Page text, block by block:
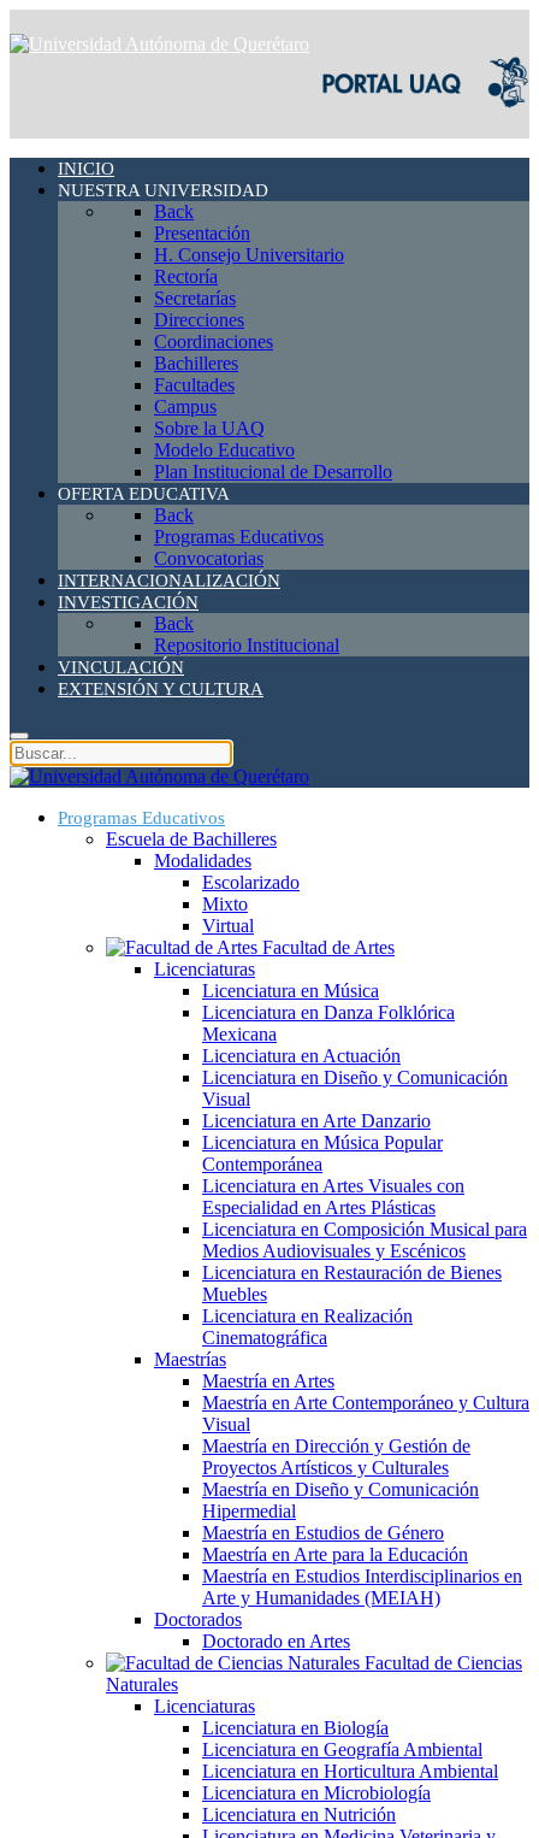
INICIO
NUESTRA UNIVERSIDAD
Back
Presentación
H. Consejo Universitario
Rectoría
Secretarías
Direcciones
Coordinaciones
Bachilleres
Facultades
Campus
Sobre la UAQ
Modelo Educativo
Plan Institucional de Desarrollo
OFERTA EDUCATIVA
Back
Programas Educativos
Convocatorias
INTERNACIONALIZACIÓN
INVESTIGACIÓN
Back
Repositorio Institucional
VINCULACIÓN
EXTENSIÓN Y CULTURA
Programas Educativos
Escuela de Bachilleres
Modalidades
Escolarizado
Mixto
Virtual
Facultad de Artes
Licenciaturas
Licenciatura en Música
Licenciatura en Danza Folklórica
Mexicana
Licenciatura en Actuación
Licenciatura en Diseño y Comunicación
Visual
Licenciatura en Arte Danzario
Licenciatura en Música Popular
Contemporánea
Licenciatura en Artes Visuales con
Especialidad en Artes Plásticas
Licenciatura en Composición Musical para
Medios Audiovisuales y Escénicos
Licenciatura en Restauración de Bienes
Muebles
Licenciatura en Realización
Cinematográfica
Maestrías
Maestría en Artes
Maestría en Arte Contemporáneo y Cultura
Visual
Maestría en Dirección y Gestión de
Proyectos Artísticos y Culturales
Maestría en Diseño y Comunicación
Hipermedial
Maestría en Estudios de Género
Maestría en Arte para la Educación
Maestría en Estudios Interdisciplinarios en
Arte y Humanidades (MEIAH)
Doctorados
Doctorado en Artes
Facultad de Ciencias
Naturales
Licenciaturas
Licenciatura en Biología
Licenciatura en Geografía Ambiental
Licenciatura en Horticultura Ambiental
Licenciatura en Microbiología
Licenciatura en Nutrición